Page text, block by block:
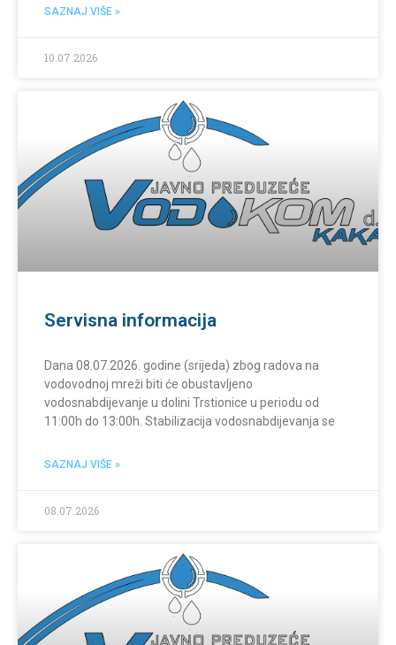
SAZNAJ VIŠE »
10.07.2026
Servisna informacija
Dana 08.07.2026. godine (srijeda) zbog radova na
vodovodnoj mreži biti će obustavljeno
vodosnabdijevanje u dolini Trstionice u periodu od
11:00h do 13:00h. Stabilizacija vodosnabdijevanja se
SAZNAJ VIŠE »
08.07.2026